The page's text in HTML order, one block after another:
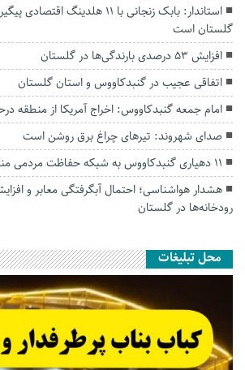
استاندار: بابک زنجانی با ۱۱ هلدینگ
گلستان است
افزایش ۵۳ درصدی بارندگی‌ها در گلستان
اتفاقی عجیب در‌ گنبدکاووس و استان گلستان
امام جمعه گنبدکاووس: اخراج آمریکا از منطقه
صدای شهروند: تیرهای چراغ برق روشن است
۱۱ دهیاری گنبدکاووس به شبکه حفاظت مردمی منابع طبیعی پیوستند
هشدار هواشناسی؛ احتمال آبگرفتگی معابر و
رودخانه‌ها در گلستان
محل تبلیغات